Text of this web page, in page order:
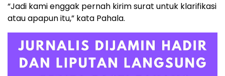
“Jadi kami enggak pernah kirim surat untuk klarifikasi
atau apapun itu,” kata Pahala.